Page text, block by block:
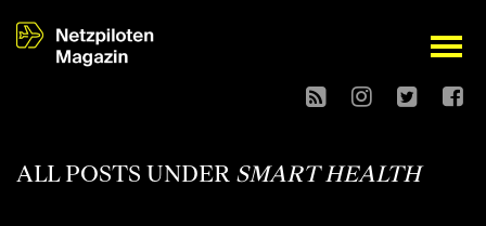
open
ALL POSTS UNDER SMART HEALTH